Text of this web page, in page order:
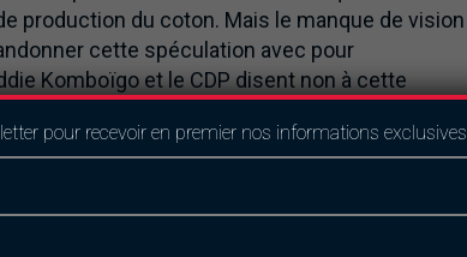
production du coton. Mais le manque de vision
cette spéculation avec pour
Komboïgo et le CDP disent non à cette
pour en faire une ville de référence », a dit le
le développement industriel dans la région.
dans la région. « Je prends l’engagement que
diriger l’Agence national d’encadrement des
pour recevoir en premier nos informations exclusives